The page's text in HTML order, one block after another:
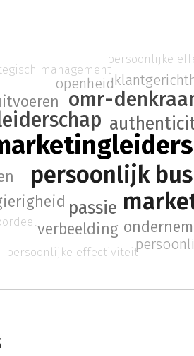
persoonlijk
omr-
passie
verbeelding
openheid
persoonlijke effectiviteit
management
persoonlijke